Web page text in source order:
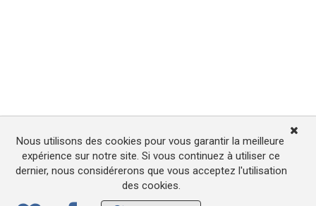
Nous utilisons des cookies pour vous garantir la meilleure
expérience sur notre site. Si vous continuez à utiliser ce
dernier, nous considérerons que vous acceptez l'utilisation
des cookies.